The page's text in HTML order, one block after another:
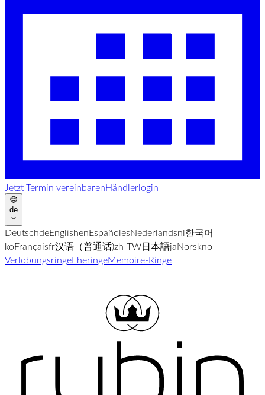
Jetzt Termin vereinbarenHändlerlogin
de
DeutschdeEnglishenEspañolesNederlandsnl한국어
koFrançaisfr汉语（普通话)zh-TW日本語jaNorskno
VerlobungsringeEheringeMemoire-Ringe